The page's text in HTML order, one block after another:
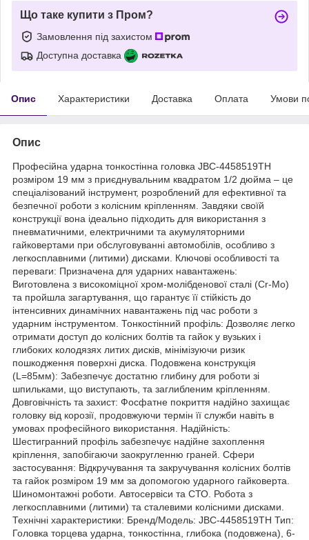
Що таке купити з Пром?
Замовлення під захистом
Доступна доставка
Опис Характеристики Доставка Оплата Умови
Опис
Професійна ударна тонкостінна головка JBC-4458519TH
розміром 19 мм з приєднувальним квадратом 1/2 дюйма – це
спеціалізований інструмент, розроблений для ефективної та
безпечної роботи з колісним кріпленням. Завдяки своїй
конструкції вона ідеально підходить для використання з
пневматичними, електричними та акумуляторними
гайковертами при обслуговуванні автомобілів, особливо з
легкосплавними (литими) дисками. Ключові особливості та
переваги: Призначена для ударних навантажень:
Виготовлена з високоміцної хром-молібденової сталі (Cr-Mo)
та пройшла загартування, що гарантує її стійкість до
інтенсивних динамічних навантажень під час роботи з
ударним інструментом. Тонкостінний профіль: Дозволяє легко
отримати доступ до колісних болтів та гайок у вузьких і
глибоких колодязях литих дисків, мінімізуючи ризик
пошкодження поверхні диска. Подовжена конструкція
(L=85мм): Забезпечує достатню глибину для роботи зі
шпильками, що виступають, та заглибленим кріпленням.
Довговічність та захист: Фосфатне покриття надійно захищає
головку від корозії, продовжуючи термін її служби навіть в
умовах професійного використання. Надійність:
Шестигранний профіль забезпечує надійне захоплення
кріплення, запобігаючи заокругленню граней. Сфери
застосування: Відкручування та закручування колісних болтів
та гайок розміром 19 мм за допомогою ударного гайковерта.
Шиномонтажні роботи. Автосервіси та СТО. Робота з
легкосплавними (литими) та сталевими колісними дисками.
Технічні характеристики: Бренд/Модель: JBC-4458519TH Тип:
Головка торцева ударна, тонкостінна, глибока (подовжена), 6-